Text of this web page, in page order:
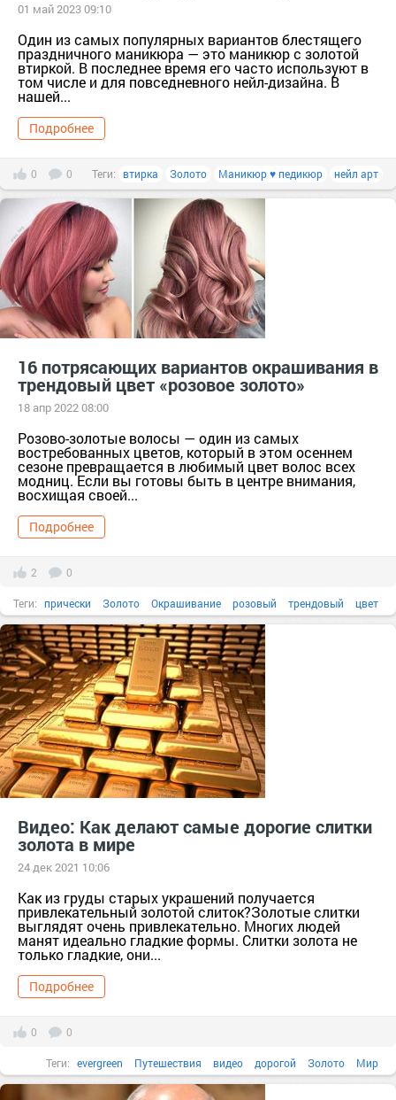
01 май 2023 09:10
Один из самых популярных вариантов блестящего
праздничного маникюра — это маникюр с золотой
втиркой. В последнее время его часто используют в
том числе и для повседневного нейл-дизайна. В
нашей...
Подробнее
0 0 Теги: втирка Золото Маникюр ♥ педикюр нейл арт
16 потрясающих вариантов окрашивания в
трендовый цвет «розовое золото»
18 апр 2022 08:00
Розово-золотые волосы — один из самых
востребованных цветов, который в этом осеннем
сезоне превращается в любимый цвет волос всех
модниц. Если вы готовы быть в центре внимания,
восхищая своей...
Подробнее
2 0
Теги: прически Золото Окрашивание розовый трендовый цвет
Видео: Как делают самые дорогие слитки
золота в мире
24 дек 2021 10:06
Как из груды старых украшений получается
привлекательный золотой слиток?Золотые слитки
выглядят очень привлекательно. Многих людей
манят идеально гладкие формы. Слитки золота не
только гладкие, они...
Подробнее
0 0
Теги: evergreen Путешествия видео дорогой Золото Мир